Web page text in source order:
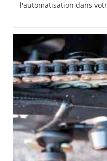
l'automatisation dans